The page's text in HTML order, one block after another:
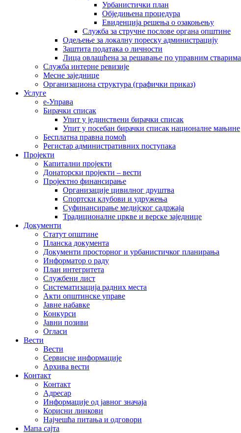
Урбанистички план
Обједињена процедура
Евиденција решења о озакоњењу
Служба за стручне послове органа општине
Одељење за локалну пореску администрацију
Заштита података о личности
Лица овлашћена за решавање по управним стварима
Служба интерне ревизије
Месне заједнице
Организациона структура (графички приказ)
Услуге
е-Управа
Бирачки списак
Упит у јединствени бирачки списак
Упит у посебан бирачки списак националне мањине
Бесплатна правна помоћ
Регистар административних поступака
Пројекти
Капитални пројекти
Донаторски пројекти – вести
Пројектно финансирање
Организације цивилног друштва
Спортски клубови и удружења
Суфинансирање медијског садржаја
Традиционалне цркве и верске заједнице
Документи
Статут општине
Планска документа
Документи просторног и урбанистичког планирања
Информатор о раду
План интегритета
Службени лист
Систематизација радних места
Акти општинске управе
Јавне набавке
Конкурси
Јавни позиви
Огласи
Вести
Вести
Сервисне информације
Архива вести
Контакт
Контакт
Адресар
Информације од јавног значаја
Корисни линкови
Најчешћа питања и одговори
Мапа сајта